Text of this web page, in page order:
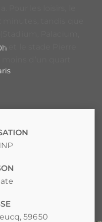
Pour les loisirs, le
Palacium,
et le stade Pierre
59650